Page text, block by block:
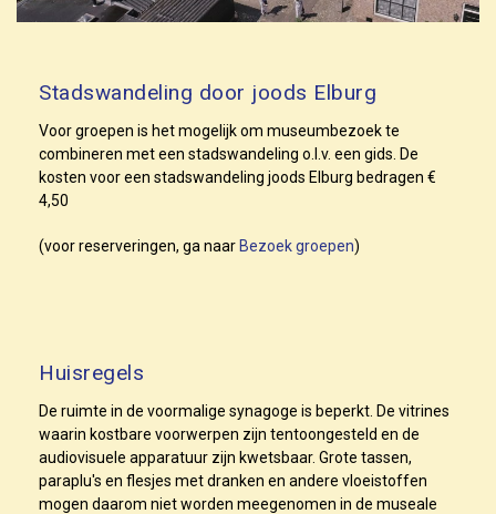
Stadswandeling door joods Elburg
Voor groepen is het mogelijk om museumbezoek te
combineren met een stadswandeling o.l.v. een gids. De
kosten voor een stadswandeling joods Elburg bedragen €
4,50
(voor reserveringen, ga naarBezoek groepen)
Huisregels
De ruimte in de voormalige synagoge is beperkt. De vitrines
waarin kostbare voorwerpen zijn tentoongesteld en de
audiovisuele apparatuur zijn kwetsbaar. Grote tassen,
paraplu's en flesjes met dranken en andere vloeistoffen
mogen daarom niet worden meegenomen in de museale